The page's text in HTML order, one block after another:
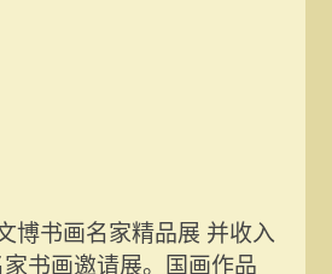
博书画名家精品展 并收入
书画邀请展。
国画作品